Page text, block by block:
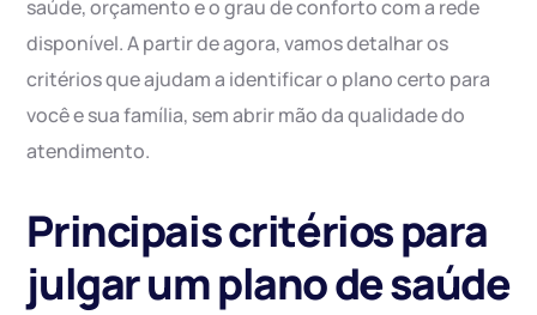
saúde, orçamento e o grau de conforto com a rede
disponível. A partir de agora, vamos detalhar os
critérios que ajudam a identificar o plano certo para
você e sua família, sem abrir mão da qualidade do
atendimento.
Principais critérios para
julgar um plano de saúde